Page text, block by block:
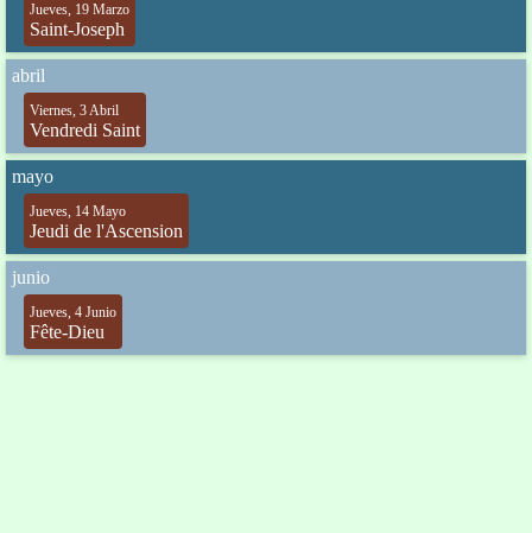
Jueves, 19 Marzo
Saint-Joseph
abril
Viernes, 3 Abril
Vendredi Saint
mayo
Jueves, 14 Mayo
Jeudi de l'Ascension
junio
Jueves, 4 Junio
Fête-Dieu